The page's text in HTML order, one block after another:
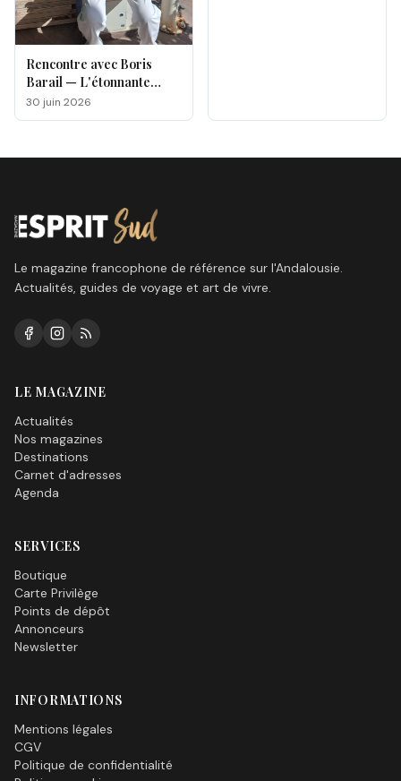
Rencontre avec Boris
Barail — L'étonnante
odyssée d'un électron
voyageur
30 juin 2026
Le magazine francophone de référence sur l'Andalousie.
Actualités, guides de voyage et art de vivre.
LE MAGAZINE
Actualités
Nos magazines
Destinations
Carnet d'adresses
Agenda
SERVICES
Boutique
Carte Privilège
Points de dépôt
Annonceurs
Newsletter
INFORMATIONS
Mentions légales
CGV
Politique de confidentialité